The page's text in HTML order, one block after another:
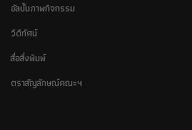
อัลบั้มภาพกิจกรรม
วีดีทัศน์
สื่อสิ่งพิมพ์
ตราสัญลักษณ์คณะฯ